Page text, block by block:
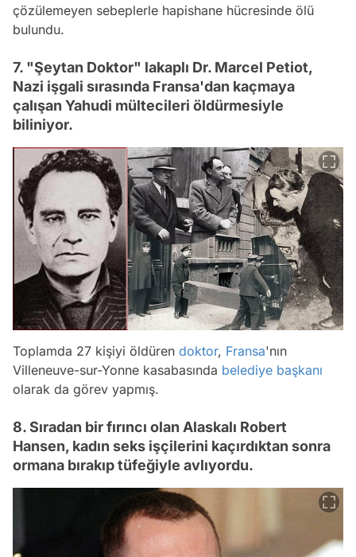
çözülemeyen sebeplerle hapishane hücresinde ölü
bulundu.
7. "Şeytan Doktor" lakaplı Dr. Marcel Petiot,
Nazi işgali sırasında Fransa'dan kaçmaya
çalışan Yahudi mültecileri öldürmesiyle
biliniyor.
Toplamda 27 kişiyi öldüren doktor, Fransa'nın
Villeneuve-sur-Yonne kasabasında belediye başkanı
olarak da görev yapmış.
8. Sıradan bir fırıncı olan Alaskalı Robert
Hansen, kadın seks işçilerini kaçırdıktan sonra
ormana bırakıp tüfeğiyle avlıyordu.